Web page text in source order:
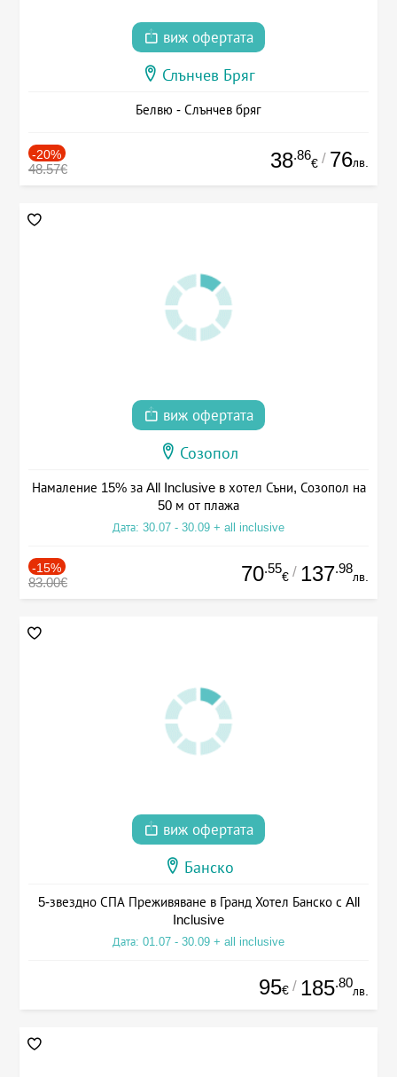
виж офертата
Слънчев Бряг
Белвю - Слънчев бряг
-20%
48.57€ 38.86
€ / 76лв.
виж офертата
Созопол
Намаление 15% за All Inclusive в хотел Съни, Созопол на
50 м от плажа
Дата: 30.07 - 30.09 + all inclusive
-15%
83.00€ 70.55
€ / 137.98
лв.
виж офертата
Банско
5-звездно СПА Преживяване в Гранд Хотел Банско с All
Inclusive
Дата: 01.07 - 30.09 + all inclusive
95€ / 185.80
лв.